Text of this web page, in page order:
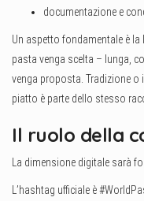
documentazione e
Un aspetto fondamentale è
pasta venga scelta – lunga,
venga proposta. Tradizione
piatto è parte dello stesso
Il ruolo della
La dimensione digitale sarà
L’hashtag ufficiale è